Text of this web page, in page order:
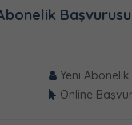
Başvurusu
Yeni Abonelik
Online